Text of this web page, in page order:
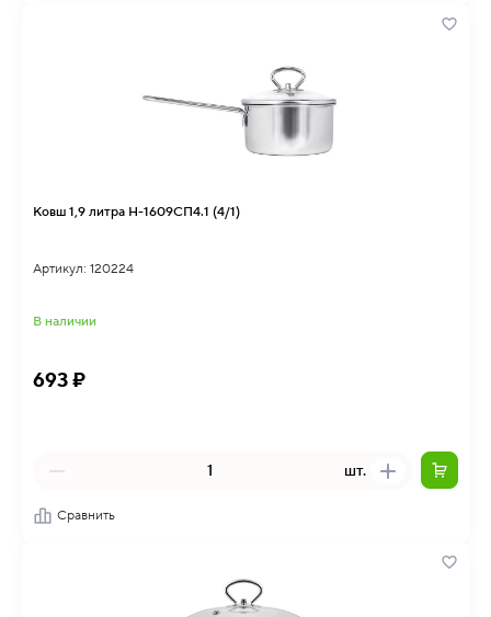
Ковш 1,9 литра Н-1609СП4.1 (4/1)
Артикул: 120224
В наличии
693 ₽
шт.
Сравнить